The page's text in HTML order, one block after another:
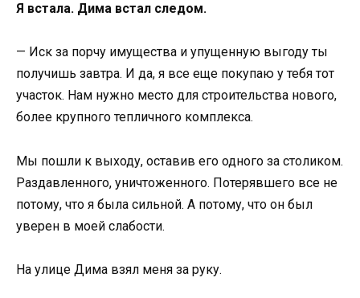
Я встала. Дима встал следом.
— Иск за порчу имущества и упущенную выгоду ты
получишь завтра. И да, я все еще покупаю у тебя тот
участок. Нам нужно место для строительства нового,
более крупного тепличного комплекса.
Мы пошли к выходу, оставив его одного за столиком.
Раздавленного, уничтоженного. Потерявшего все не
потому, что я была сильной. А потому, что он был
уверен в моей слабости.
На улице Дима взял меня за руку.